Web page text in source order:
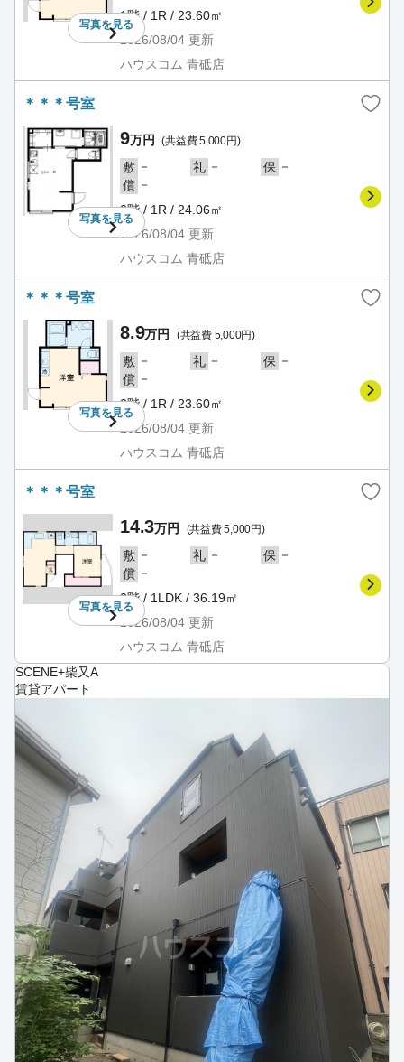
写真を見る
1階 / 1R / 23.60㎡
2026/08/04 更新
ハウスコム 青砥店
＊＊＊号室
写真を見る
9万円 (共益費 5,000円)
敷 － 礼 － 保 －
償 －
2階 / 1R / 24.06㎡
2026/08/04 更新
ハウスコム 青砥店
＊＊＊号室
写真を見る
8.9万円 (共益費 5,000円)
敷 － 礼 － 保 －
償 －
2階 / 1R / 23.60㎡
2026/08/04 更新
ハウスコム 青砥店
＊＊＊号室
写真を見る
14.3万円 (共益費 5,000円)
敷 － 礼 － 保 －
償 －
3階 / 1LDK / 36.19㎡
2026/08/04 更新
ハウスコム 青砥店
SCENE+柴又A
賃貸アパート